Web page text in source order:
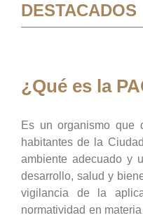
DESTACADOS
¿Qué es la
Es un organismo que
habitantes de la
ambiente adecuado y
desarrollo, salud y
vigilancia de la
normatividad en